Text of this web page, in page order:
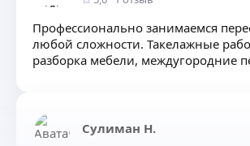
Профессионально занимаемся
любой сложности. Такелажные
разборка мебели, междугородние
Сулиман Н.